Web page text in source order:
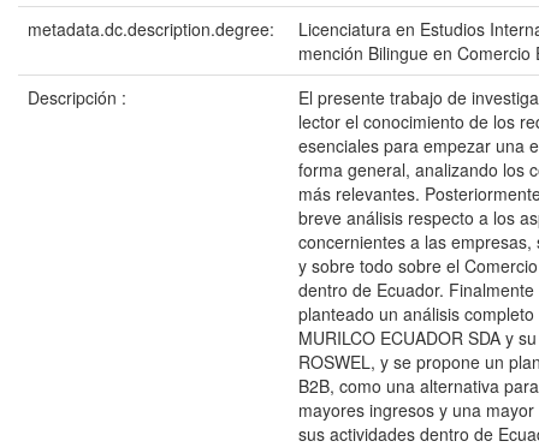
metadata.dc.description.degree:
Licenciatura en Estudios
mención Bilingue en Comercio
Descripción :
El presente trabajo de
lector el conocimiento de los
esenciales para empezar una
forma general, analizando los
más relevantes.
breve análisis respecto a los
concernientes a las empresas,
y sobre todo sobre el
dentro de Ecuador.
planteado un análisis
MURILCO ECUADOR SDA y
ROSWEL, y se propone un
B2B, como una alternativa
mayores ingresos y una
sus actividades dentro de